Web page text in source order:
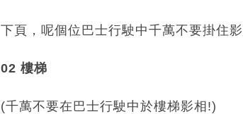
下頁，呢個位巴士行駛中千萬不要掛住
02 樓梯
(千萬不要在巴士行駛中於樓梯影相!)